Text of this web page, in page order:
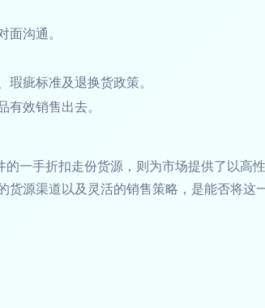
沟通。
疵标准及退换货政策。
效销售出去。
一手折扣走份货源，则为市场提供了以高
源渠道以及灵活的销售策略，是能否将这